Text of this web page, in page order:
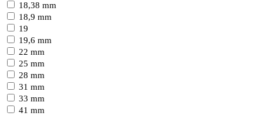
18,38 mm
18,9 mm
19
19,6 mm
22 mm
25 mm
28 mm
31 mm
33 mm
41 mm